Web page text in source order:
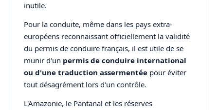
inutile.
Pour la conduite, même dans les pays extra-
européens reconnaissant officiellement la validité
du permis de conduire français, il est utile de se
munir d'un permis de conduire international
ou d'une traduction assermentée pour éviter
tout désagrément lors d'un contrôle.
L'Amazonie, le Pantanal et les réserves